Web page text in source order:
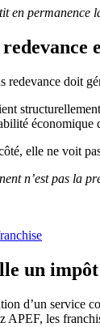
en permanence
redevance doit
elle ne voit
n’est pas la
un
d’un service
APEF, les